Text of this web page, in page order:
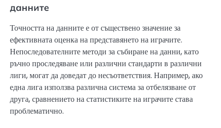
данните
Точността на данните е от съществено значение за
ефективната оценка на представянето на играчите.
Непоследователните методи за събиране на данни, като
ръчно проследяване или различни стандарти в различни
лиги, могат да доведат до несъответствия. Например, ако
една лига използва различна система за отбелязване от
друга, сравнението на статистиките на играчите става
проблематично.